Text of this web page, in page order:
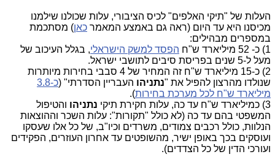
העלות של "תיקי האלפים" לכיס הציבורי, עלות שכולנו שילמנו
מכיסנו היא עד היום (ראה גם באמצע המאמר כאן) מסתכמת
במספרים מבהילים:
1) כ- 52 מיליארד ש"ח
הפסד למשק הישראלי, בגלל העיכוב של
מעל ל-5 שנים בפריסת סיבים לתושבי ישראל.
2) כ-15 מיליארד ש"ח זה המחיר של 4 סבבי בחירות מיותרות
שנולדו מהרצון להפיל את "נתניהו העבריין הסדרתי" (
כ-3.8
מיליארד ש"ח לכל מערכת בחירות).
3) כמיליארד ש"ח עד כה, עלות חקירת תיקי
נתניהו והטיפול
המשפטי בהם עד כה (לא כולל "תקורות": עלות השכר וההוצאות
הנלוות, כולל רכבים צמודים, משרדים וכיו"ב, של כל אלו שעסקו
ועוסקים בכך באופן ישיר, מהשופטים עד אחרון העוזרים, הפקידים
ועורכי הדין של כל הצדדים).